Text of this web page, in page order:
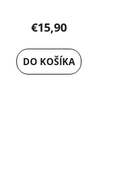
€15,90
DO KOŠÍKA